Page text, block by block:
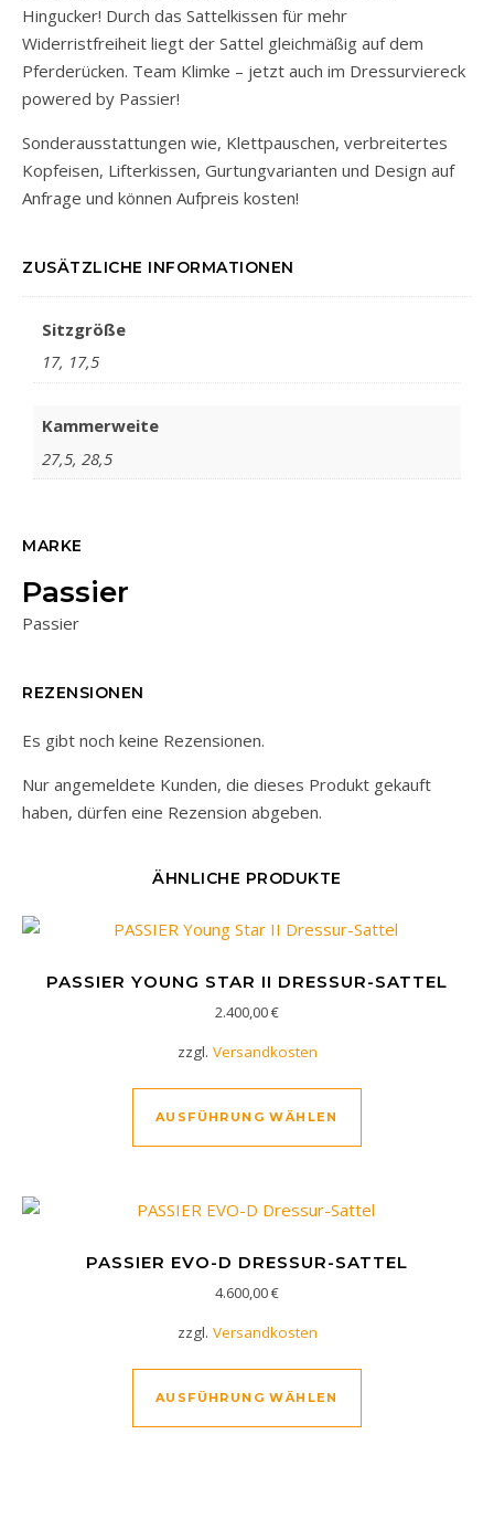
Hingucker! Durch das Sattelkissen für mehr
Widerristfreiheit liegt der Sattel gleichmäßig auf dem
Pferderücken. Team Klimke – jetzt auch im Dressurviereck
powered by Passier!
Sonderausstattungen wie, Klettpauschen, verbreitertes
Kopfeisen, Lifterkissen, Gurtungvarianten und Design auf
Anfrage und können Aufpreis kosten!
ZUSÄTZLICHE INFORMATIONEN
Sitzgröße
17, 17,5
Kammerweite
27,5, 28,5
MARKE
Passier
Passier
REZENSIONEN
Es gibt noch keine Rezensionen.
Nur angemeldete Kunden, die dieses Produkt gekauft
haben, dürfen eine Rezension abgeben.
ÄHNLICHE PRODUKTE
PASSIER YOUNG STAR II DRESSUR-SATTEL
2.400,00€
zzgl. Versandkosten
AUSFÜHRUNG WÄHLEN
PASSIER EVO-D DRESSUR-SATTEL
4.600,00€
zzgl. Versandkosten
AUSFÜHRUNG WÄHLEN